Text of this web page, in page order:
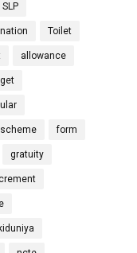
SLP
Toilet
allowance
form
gratuity